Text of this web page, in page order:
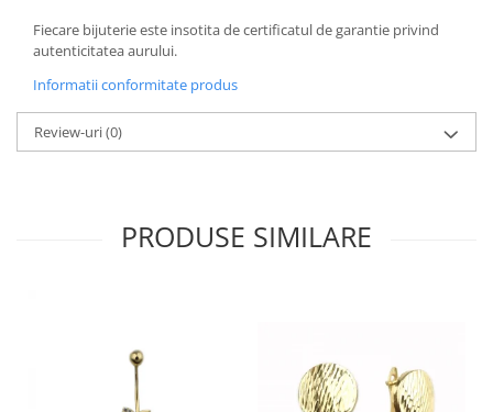
Fiecare bijuterie este insotita de certificatul de garantie privind
autenticitatea aurului.
Informatii conformitate produs
Review-uri(0)
PRODUSE SIMILARE